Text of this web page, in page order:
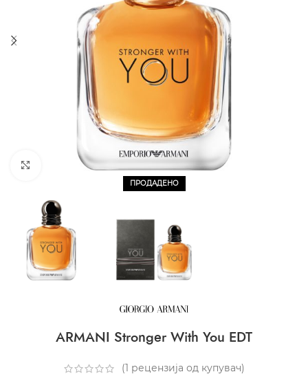
ПРОДАДЕНО
CLICK TO ENLARGE
ARMANI Stronger With You EDT
(1 рецензија од купувач)